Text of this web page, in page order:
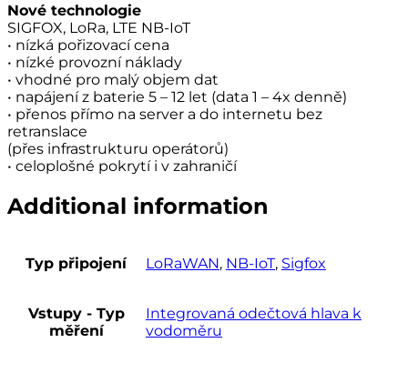
Nové technologie
SIGFOX, LoRa, LTE NB-IoT
• nízká pořizovací cena
• nízké provozní náklady
• vhodné pro malý objem dat
• napájení z baterie 5 – 12 let (data 1 – 4x denně)
• přenos přímo na server a do internetu bez
retranslace
(přes infrastrukturu operátorů)
• celoplošné pokrytí i v zahraničí
Additional information
Typ připojení LoRaWAN, NB-IoT, Sigfox
Vstupy - Typ
měření
Integrovaná odečtová hlava k
vodoměru